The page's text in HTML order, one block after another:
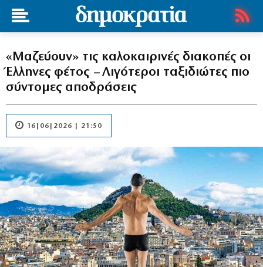
«Μαζεύουν» τις καλοκαιρινές διακοπές οι
Έλληνες φέτος – Λιγότεροι ταξιδιώτες πιο
σύντομες αποδράσεις
16|06|2026 | 21:50